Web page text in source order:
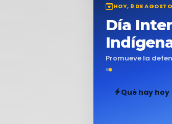
Todo
HOY, 9 DE AGOSTO
Día
Promueve la
Qué hay hoy